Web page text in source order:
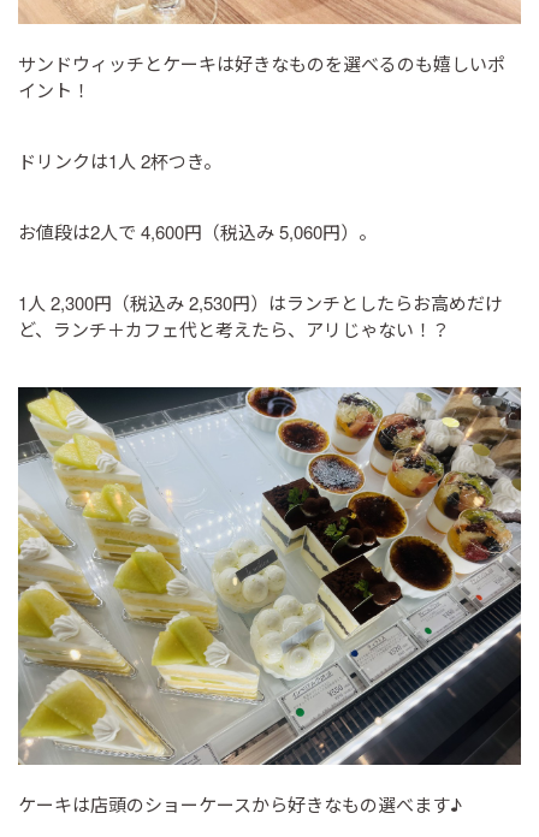
サンドウィッチとケーキは好きなものを選べるのも嬉しいポ
イント！
ドリンクは1人 2杯つき。
お値段は2人で 4,600円（税込み 5,060円）。
1人 2,300円（税込み 2,530円）はランチとしたらお高めだけ
ど、ランチ＋カフェ代と考えたら、アリじゃない！？
ケーキは店頭のショーケースから好きなもの選べます♪